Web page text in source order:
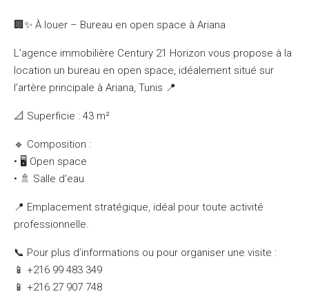
🏢✨ À louer – Bureau en open space à Ariana
L’agence immobilière Century 21 Horizon vous propose à la
location un bureau en open space, idéalement situé sur
l’artère principale à Ariana, Tunis 📍
📐 Superficie : 43 m²
🔹 Composition :
• 🖥️ Open space
• 🚿 Salle d’eau
📍 Emplacement stratégique, idéal pour toute activité
professionnelle.
📞 Pour plus d’informations ou pour organiser une visite :
📱 +216 99 483 349
📱 +216 27 907 748